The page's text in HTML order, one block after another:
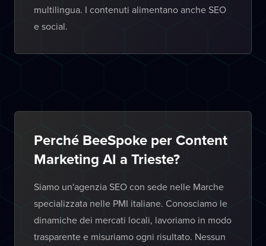
multilingua. I contenuti alimentano anche SEO
e social.
Perché BeeSpoke per Content
Marketing AI a Trieste?
Siamo un'agenzia SEO con sede nelle Marche
specializzata nelle PMI italiane. Conosciamo le
dinamiche dei mercati locali, lavoriamo in modo
trasparente e misuriamo ogni risultato. Nessun